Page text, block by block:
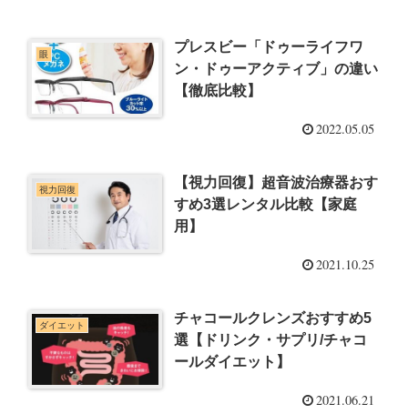
眼
プレスビー「ドゥーライフワ
ン・ドゥーアクティブ」の違い
【徹底比較】
2022.05.05
視力回復
【視力回復】超音波治療器おす
すめ3選レンタル比較【家庭
用】
2021.10.25
ダイエット
チャコールクレンズおすすめ5
選【ドリンク・サプリ/チャコ
ールダイエット】
2021.06.21